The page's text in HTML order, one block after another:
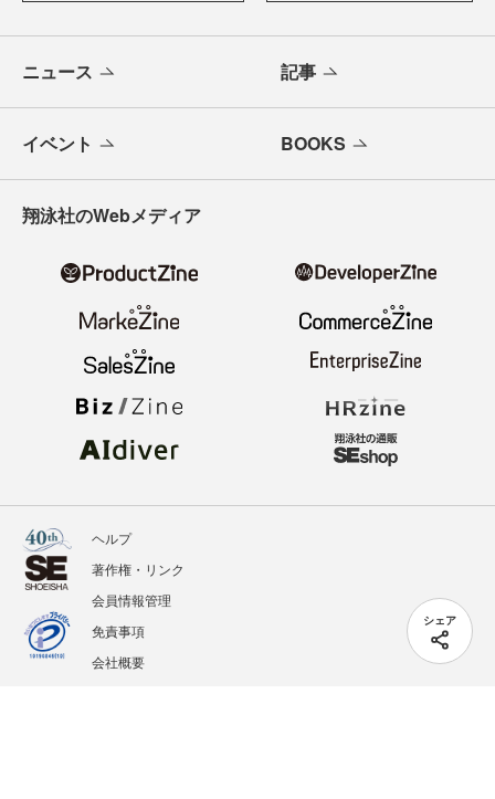
シェア
ニュース 記事
イベント BOOKS
翔泳社のWebメディア
ヘルプ
著作権・リンク
会員情報管理
免責事項
会社概要